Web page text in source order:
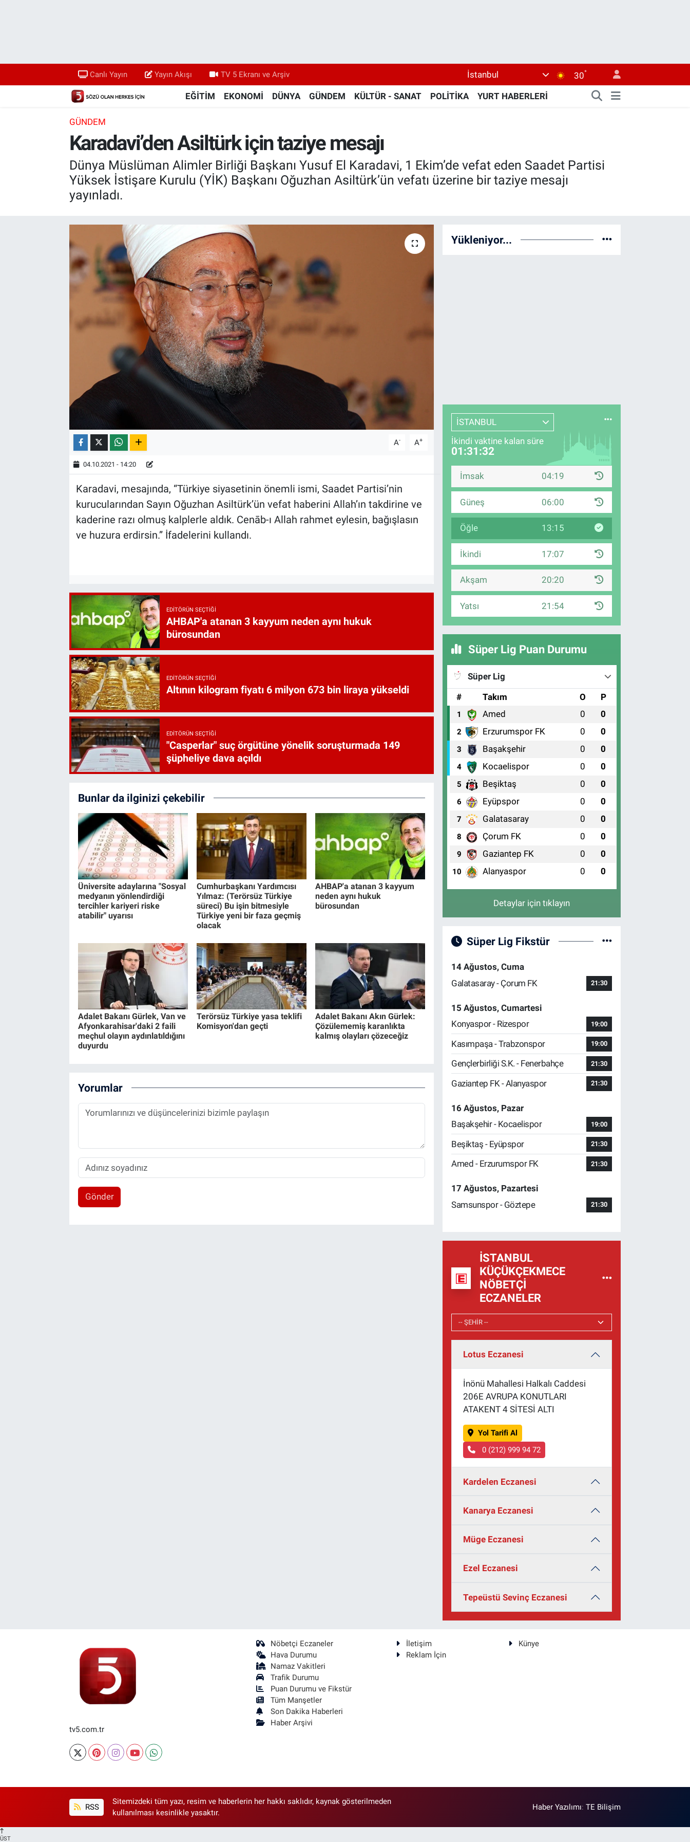
Canlı Yayın Yayın Akışı TV 5 Ekranı ve Arşiv İstanbul 30°
EĞİTİM EKONOMİ DÜNYA GÜNDEM KÜLTÜR - SANAT POLİTİKA YURT HABERLERİ
GÜNDEM
Karadavi’den Asiltürk için taziye mesajı
Dünya Müslüman Alimler Birliği Başkanı Yusuf El Karadavi, 1 Ekim’de vefat eden Saadet Partisi
Yüksek İstişare Kurulu (YİK) Başkanı Oğuzhan Asiltürk’ün vefatı üzerine bir taziye mesajı
yayınladı.
A- A+
04.10.2021 - 14:20
Karadavi, mesajında, “Türkiye siyasetinin önemli ismi, Saadet Partisi’nin
kurucularından Sayın Oğuzhan Asiltürk’ün vefat haberini Allah’ın takdirine ve
kaderine razı olmuş kalplerle aldık. Cenāb-ı Allah rahmet eylesin, bağışlasın
ve huzura erdirsin.” İfadelerini kullandı.
EDITÖRÜN SEÇTIĞI
AHBAP'a atanan 3 kayyum neden aynı hukuk
bürosundan
EDITÖRÜN SEÇTIĞI
Altının kilogram fiyatı 6 milyon 673 bin liraya yükseldi
EDITÖRÜN SEÇTIĞI
"Casperlar" suç örgütüne yönelik soruşturmada 149
şüpheliye dava açıldı
Bunlar da ilginizi çekebilir
Üniversite adaylarına "Sosyal
medyanın yönlendirdiği
tercihler kariyeri riske
atabilir" uyarısı
Cumhurbaşkanı Yardımcısı
Yılmaz: (Terörsüz Türkiye
süreci) Bu işin bitmesiyle
Türkiye yeni bir faza geçmiş
olacak
AHBAP'a atanan 3 kayyum
neden aynı hukuk
bürosundan
Adalet Bakanı Gürlek, Van ve
Afyonkarahisar'daki 2 faili
meçhul olayın aydınlatıldığını
duyurdu
Terörsüz Türkiye yasa teklifi
Komisyon'dan geçti
Adalet Bakanı Akın Gürlek:
Çözülememiş karanlıkta
kalmış olayları çözeceğiz
Yorumlar
Gönder
Yükleniyor...
İSTANBUL
İkindi vaktine kalan süre
01:31:31
İmsak 04:19
Güneş 06:00
Öğle 13:15
İkindi 17:07
Akşam 20:20
Yatsı 21:54
Süper Lig Puan Durumu
Süper Lig
#
Takım O P
1 Amed 0 0
2 Erzurumspor FK 0 0
3 Başakşehir 0 0
4 Kocaelispor 0 0
5 Beşiktaş 0 0
6 Eyüpspor 0 0
7 Galatasaray 0 0
8 Çorum FK 0 0
9 Gaziantep FK 0 0
10 Alanyaspor 0 0
Detaylar için tıklayın
Süper Lig Fikstür
14 Ağustos, Cuma
Galatasaray - Çorum FK
21:30
15 Ağustos, Cumartesi
Konyaspor - Rizespor
19:00
Kasımpaşa - Trabzonspor 19:00
Gençlerbirliği S.K. - Fenerbahçe 21:30
Gaziantep FK - Alanyaspor 21:30
16 Ağustos, Pazar
Başakşehir - Kocaelispor
19:00
Beşiktaş - Eyüpspor 21:30
Amed - Erzurumspor FK 21:30
17 Ağustos, Pazartesi
Samsunspor - Göztepe
21:30
İSTANBUL
KÜÇÜKÇEKMECE
NÖBETÇI
ECZANELER
Lotus Eczanesi
İnönü Mahallesi Halkalı Caddesi
206E AVRUPA KONUTLARI
ATAKENT 4 SİTESİ ALTI
Yol Tarifi Al
0 (212) 999 94 72
Kardelen Eczanesi
Kanarya Eczanesi
Müge Eczanesi
Ezel Eczanesi
Tepeüstü Sevinç Eczanesi
tv5.com.tr
Nöbetçi Eczaneler
Hava Durumu
Namaz Vakitleri
Trafik Durumu
Puan Durumu ve Fikstür
Tüm Manşetler
Son Dakika Haberleri
Haber Arşivi
İletişim
Künye
Reklam İçin
RSS
Sitemizdeki tüm yazı, resim ve haberlerin her hakkı saklıdır, kaynak gösterilmeden
kullanılması kesinlikle yasaktır.
Haber Yazılımı:TE Bilişim
ÜST
Yayın Akışı
TV 5 Ekranı ve Arşiv